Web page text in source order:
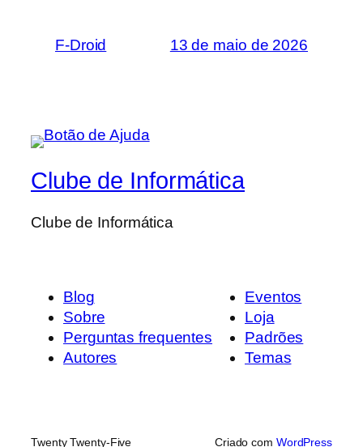
F-Droid 13 de maio de 2026
Clube de Informática
Clube de Informática
Blog
Sobre
Perguntas frequentes
Autores
Eventos
Loja
Padrões
Temas
Twenty Twenty-Five Criado com WordPress